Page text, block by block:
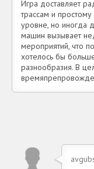
Игра доставляет
трассам и
уровне, но иногда
машин вызывает
мероприятий, что
хотелось бы
разнообразия. В